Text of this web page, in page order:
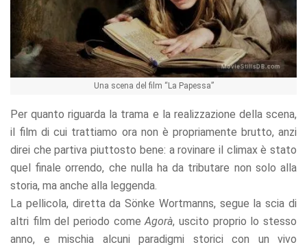
Una scena del film “La Papessa”
Per quanto riguarda la trama e la realizzazione della scena,
il film di cui trattiamo ora non è propriamente brutto, anzi
direi che partiva piuttosto bene: a rovinare il climax è stato
quel finale orrendo, che nulla ha da tributare non solo alla
storia, ma anche alla leggenda.
La pellicola, diretta da Sönke Wortmanns, segue la scia di
altri film del periodo comeAgorà, uscito proprio lo stesso
anno, e mischia alcuni paradigmi storici con un vivo
personalized
content and
offers.